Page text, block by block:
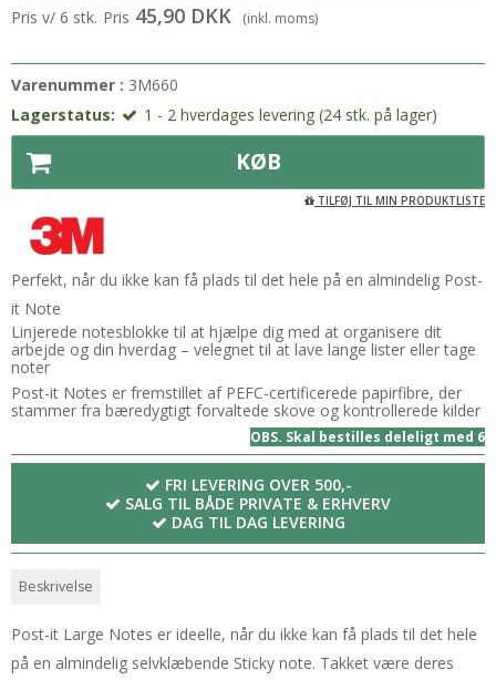
Pris v/ 6 stk. Pris 45,90 DKK (inkl. moms)
Varenummer : 3M660
Lagerstatus:
1 - 2 hverdages levering (24 stk. på lager)
KØB
TILFØJ TIL MIN PRODUKTLISTE
Perfekt, når du ikke kan få plads til det hele på en almindelig Post-
it Note
Linjerede notesblokke til at hjælpe dig med at organisere dit
arbejde og din hverdag – velegnet til at lave lange lister eller tage
noter
Post-it Notes er fremstillet af PEFC-certificerede papirfibre, der
stammer fra bæredygtigt forvaltede skove og kontrollerede kilder
OBS. Skal bestilles deleligt med 6
FRI LEVERING OVER 500,-
SALG TIL BÅDE PRIVATE & ERHVERV
DAG TIL DAG LEVERING
Beskrivelse
Post-it Large Notes er ideelle, når du ikke kan få plads til det hele
på en almindelig selvklæbende Sticky note. Takket være deres